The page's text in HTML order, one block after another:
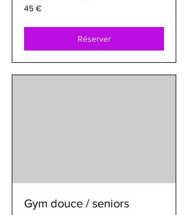
45
euros
45 €
Réserver
Gym douce / seniors